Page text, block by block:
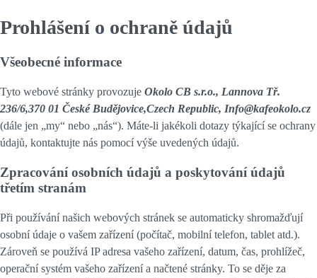
Prohlášení o ochraně údajů
Všeobecné informace
Tyto webové stránky provozuje Okolo CB s.r.o., Lannova Tř.
236/6,370 01 České Budějovice,Czech Republic, Info@kafeokolo.cz
(dále jen „my“ nebo „nás“). Máte-li jakékoli dotazy týkající se ochrany
údajů, kontaktujte nás pomocí výše uvedených údajů.
Zpracování osobních údajů a poskytování údajů
třetím stranám
Při používání našich webových stránek se automaticky shromažďují
osobní údaje o vašem zařízení (počítač, mobilní telefon, tablet atd.).
Zároveň se používá IP adresa vašeho zařízení, datum, čas, prohlížeč,
operační systém vašeho zařízení a načtené stránky. To se děje za